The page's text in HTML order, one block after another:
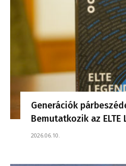
Generációk
Bemutatkozik az ELTE
2026.06.10.